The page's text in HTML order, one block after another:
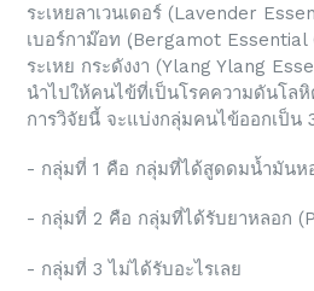
ระเหยลาเวนเดอร์ (Lavender
เบอร์กาม๊อท (ฺBergamot
ระเหย กระดังงา (Ylang Ylang
นำไปให้คนไข้ที่เป็นโรคความดันโล
การวิจัยนี้ จะแบ่งกลุ่มคนไข้ออกเป็น
- กลุ่มที่ 1 คือ กลุ่มที่ได้สูดดมน้ำมันห
- กลุ่มที่ 2 คือ กลุ่มที่ได้รับยาหลอก
- กลุ่มที่ 3 ไม่ได้รับอะไรเลย